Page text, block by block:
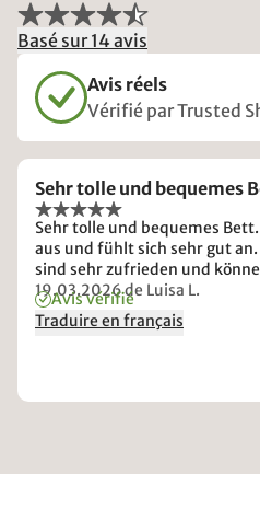
Basé sur 14 avis
Avis réels
Vérifié par Trusted
Sehr tolle und bequemes
Sehr tolle und bequemes
aus und fühlt sich sehr gut
sind sehr zufrieden und
weiterempfehlen.
19.03.2026de Luisa L.
Avis vérifié
Traduire en français